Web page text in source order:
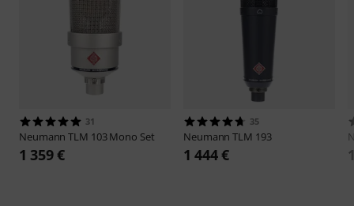
31
NeumannTLM 103 Mono Set
1 359 €
35
NeumannTLM 193
1 444 €